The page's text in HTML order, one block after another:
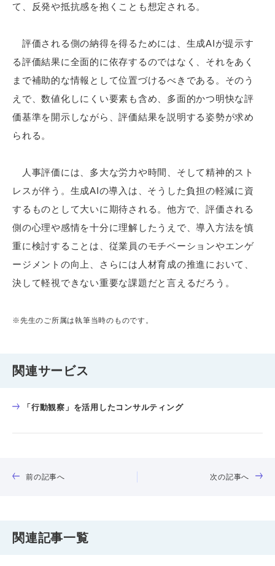
て、反発や抵抗感を抱くことも想定される。
評価される側の納得を得るためには、生成AIが提示す
る評価結果に全面的に依存するのではなく、それをあく
まで補助的な情報として位置づけるべきである。そのう
えで、数値化しにくい要素も含め、多面的かつ明快な評
価基準を開示しながら、評価結果を説明する姿勢が求め
られる。
人事評価には、多大な労力や時間、そして精神的スト
レスが伴う。生成AIの導入は、そうした負担の軽減に資
するものとして大いに期待される。他方で、評価される
側の心理や感情を十分に理解したうえで、導入方法を慎
重に検討することは、従業員のモチベーションやエンゲ
ージメントの向上、さらには人材育成の推進において、
決して軽視できない重要な課題だと言えるだろう。
※先生のご所属は執筆当時のものです。
関連サービス
「行動観察」を活用したコンサルティング
前の記事へ 次の記事へ
関連記事一覧